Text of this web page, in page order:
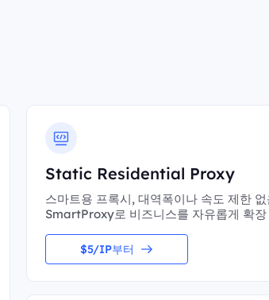
Static Residential Proxy
스마트용 프록시, 대역폭이나 속도 제한
SmartProxy로 비즈니스를 자유롭게 확장
$5/IP부터